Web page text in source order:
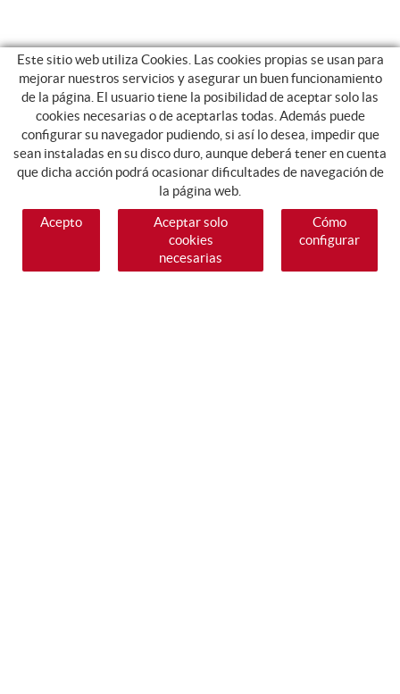
Este sitio web utiliza Cookies. Las cookies propias se usan para
mejorar nuestros servicios y asegurar un buen funcionamiento
de la página. El usuario tiene la posibilidad de aceptar solo las
cookies necesarias o de aceptarlas todas. Además puede
configurar su navegador pudiendo, si así lo desea, impedir que
sean instaladas en su disco duro, aunque deberá tener en cuenta
que dicha acción podrá ocasionar dificultades de navegación de
la página web.
Acepto
Aceptar solo
cookies
necesarias
Cómo
configurar